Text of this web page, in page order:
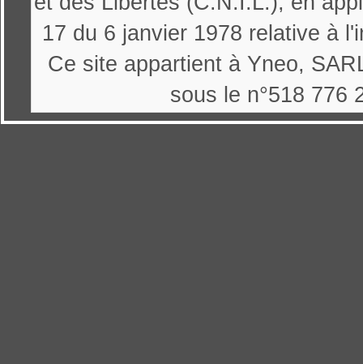
17 du 6 janvier 1978 relative à
Ce site appartient à Yneo,
sous le n°518 776